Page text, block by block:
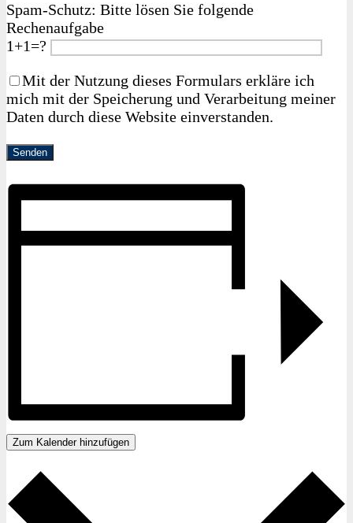
Spam-Schutz: Bitte lösen Sie folgende
Rechenaufgabe
1+1=?
Mit der Nutzung dieses Formulars erkläre ich
mich mit der Speicherung und Verarbeitung meiner
Daten durch diese Website einverstanden.
Zum Kalender hinzufügen